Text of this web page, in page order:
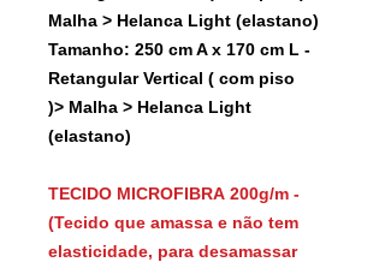
Malha > Helanca Light (elastano)
Tamanho: 250 cm A x 170 cm L -
Retangular Vertical ( com piso
)> Malha > Helanca Light
(elastano)
TECIDO MICROFIBRA 200g/m -
(Tecido que amassa e não tem
elasticidade, para desamassar